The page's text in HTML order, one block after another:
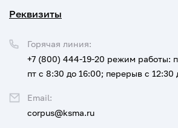
Реквизиты
Горячая линия:
+7 (800) 444-19-20 режим работы:
пт с 8:30 до 16:00; перерыв с 12:30
Email:
corpus@ksma.ru